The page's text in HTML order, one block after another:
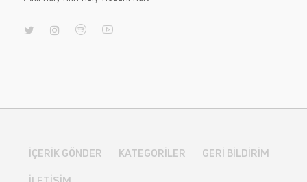
İÇERIK GÖNDER KATEGORILER
GERI BILDIRIM